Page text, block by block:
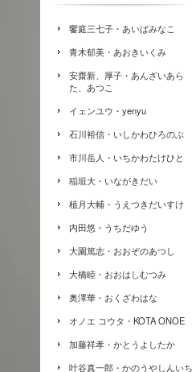
饗庭三七子・あいばみなこ
青木郁美・あおきいくみ
安齋新、厚子・あんざいあら
た、あつこ
イェンユウ・yenyu
石川裕信・いしかわひろのぶ
市川岳人・いちかわたけひと
稲垣大・いながきだい
植月大輔・うえつきだいすけ
内田悠・うちだゆう
大園篤志・おおぞのあつし
大橋睦・おおはしむつみ
奥澤華・おくざわはな
オノエ コウタ・KOTA ONOE
加藤祥孝・かとうよしたか
叶谷真一郎・かのうやしんいち